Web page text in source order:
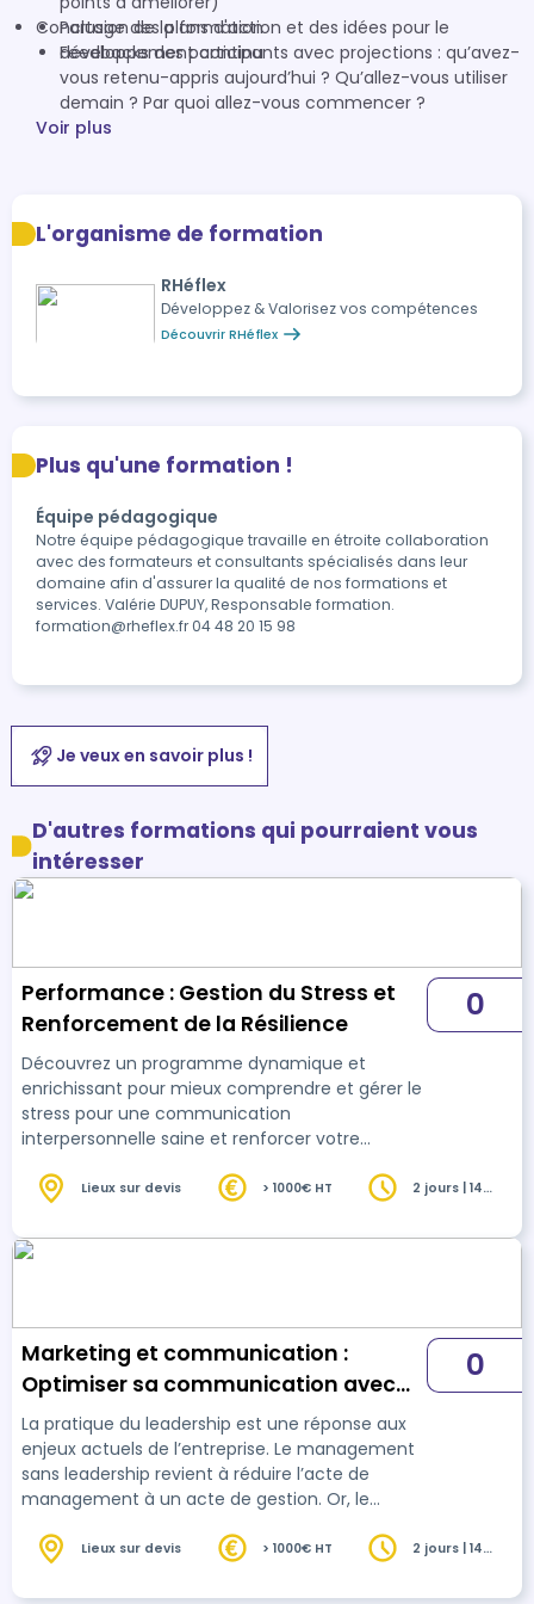
Partage des plans d'action et des idées pour le
développement continu
Conclusion de la formation
Feedbacks des participants avec projections : qu’avez-
vous retenu-appris aujourd’hui ? Qu’allez-vous utiliser
demain ? Par quoi allez-vous commencer ?
Voir plus
L'organisme de formation
RHéflex
Développez & Valorisez vos compétences
Découvrir RHéflex
Plus qu'une formation !
Équipe pédagogique
Notre équipe pédagogique travaille en étroite collaboration
avec des formateurs et consultants spécialisés dans leur
domaine afin d'assurer la qualité de nos formations et
services. Valérie DUPUY, Responsable formation.
formation@rheflex.fr 04 48 20 15 98
Je veux en savoir plus !
D'autres formations qui pourraient vous
intéresser
Performance : Gestion du Stress et
Renforcement de la Résilience
Découvrez un programme dynamique et
enrichissant pour mieux comprendre et gérer le
stress pour une communication
interpersonnelle saine et renforcer votre
conçu spécifiquement pour le personnel
efficacement le stress lié à votre travail intense
et exigeant. Plongez dans une exploration des
pratiques pour prévenir et gérer les …
0
Lieux sur devis > 1000€ HT
2 jours | 14
Marketing et communication :
Optimiser sa communication avec
les bases de la PNL
La pratique du leadership est une réponse aux
enjeux actuels de l’entreprise. Le management
sans leadership revient à réduire l’acte de
management à un acte de gestion. Or, le
guider une équipe, un projet vers l’excellence, la
incertain, difficile, de quels leviers dispose un
0
Lieux sur devis > 1000€ HT
2 jours | 14